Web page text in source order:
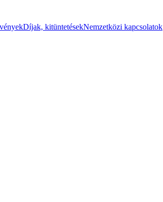
Díjak, kitüntetésekNemzetközi kapcsolatok